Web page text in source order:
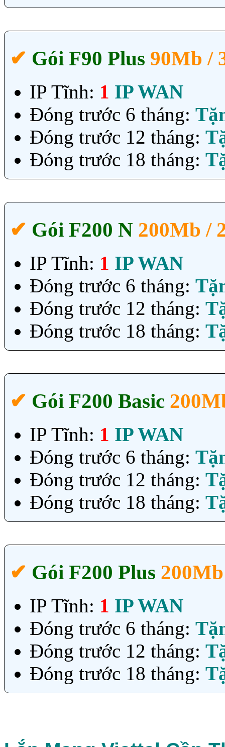
✔‎ Gói F90 Plus 90Mb /
IP Tĩnh: 1 IP WAN
Đóng trước 6 tháng:
Đóng trước 12 tháng:
Đóng trước 18 tháng:
✔‎ Gói F200 N 200Mb /
IP Tĩnh: 1 IP WAN
Đóng trước 6 tháng:
Đóng trước 12 tháng:
Đóng trước 18 tháng:
✔‎ Gói F200 Basic
IP Tĩnh: 1 IP WAN
Đóng trước 6 tháng:
Đóng trước 12 tháng:
Đóng trước 18 tháng:
✔‎ Gói F200 Plus
IP Tĩnh: 1 IP WAN
Đóng trước 6 tháng:
Đóng trước 12 tháng:
Đóng trước 18 tháng: